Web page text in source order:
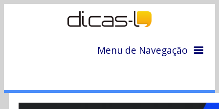
Menu de Navegação